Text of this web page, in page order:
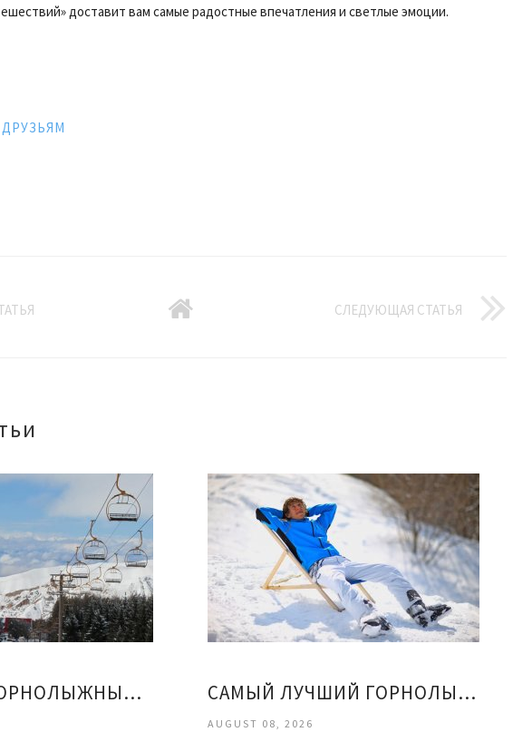
доставит вам самые радостные впечатления и светлые эмоции.
СЛЕДУЮЩАЯ СТАТЬЯ
КИРГИЗИЯ ГОРНОЛЫЖНЫЙ КУРОРТ КАРАКОЛ ОТЗЫВЫ САМЫЙ ЛУЧШИЙ ГОРНОЛЫЖНЫЙ КУРОРТ
AUGUST 08, 2026